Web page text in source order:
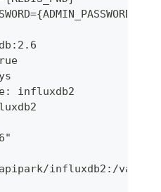
influxdb2
influxdb2:/var/